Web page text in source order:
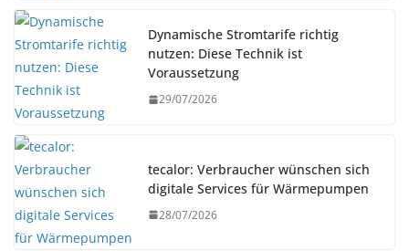
Dynamische Stromtarife richtig
nutzen: Diese Technik ist
Voraussetzung
29/07/2026
tecalor: Verbraucher wünschen sich
digitale Services für Wärmepumpen
28/07/2026